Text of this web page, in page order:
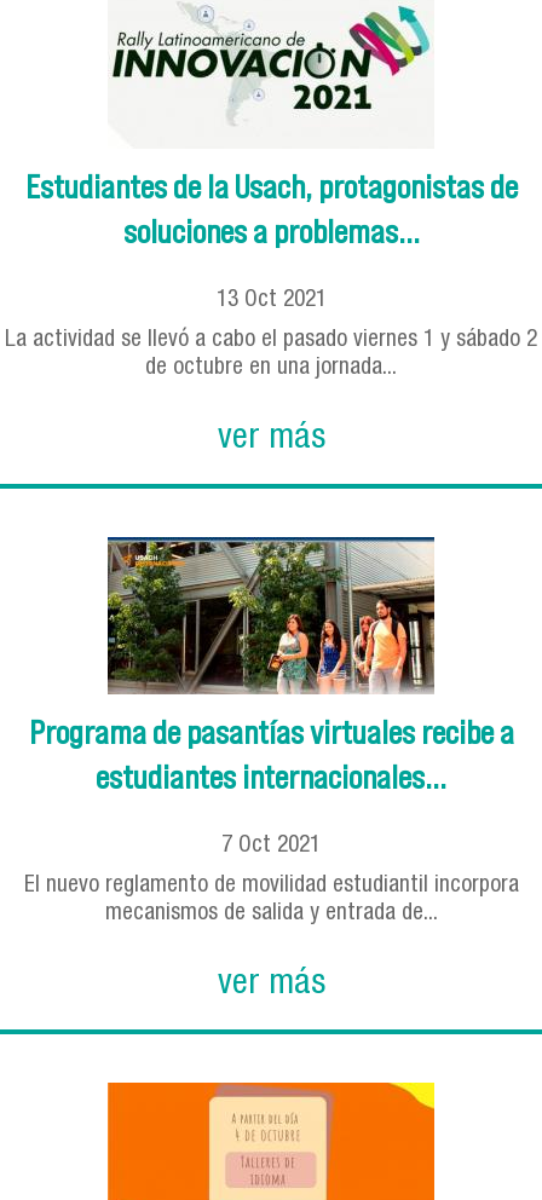
Estudiantes de la Usach, protagonistas de
soluciones a problemas...
13 Oct 2021
La actividad se llevó a cabo el pasado viernes 1 y sábado 2
de octubre en una jornada...
ver más
Programa de pasantías virtuales recibe a
estudiantes internacionales...
7 Oct 2021
El nuevo reglamento de movilidad estudiantil incorpora
mecanismos de salida y entrada de...
ver más